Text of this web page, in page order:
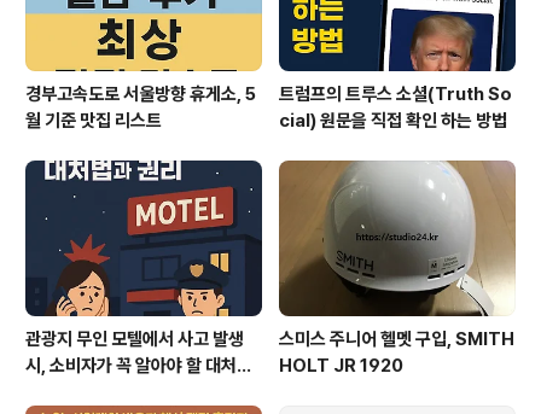
경부고속도로 서울방향 휴게소, 5
월 기준 맛집 리스트
트럼프의 트루스 소셜(Truth So
cial) 원문을 직접 확인 하는 방법
관광지 무인 모텔에서 사고 발생
시, 소비자가 꼭 알아야 할 대처법
스미스 주니어 헬멧 구입, SMITH
HOLT JR 1920